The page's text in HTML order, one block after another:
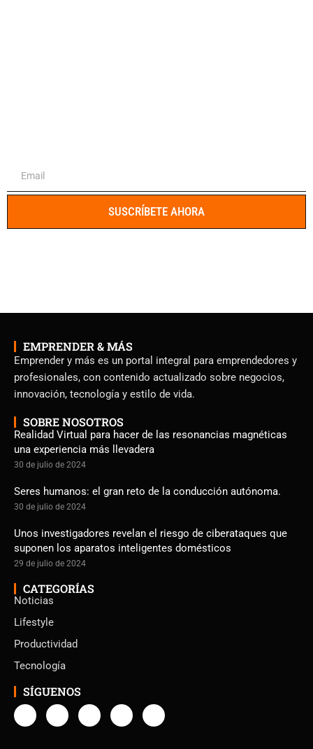
SUSCRÍBETE AHORA
EMPRENDER & MÁS
Emprender y más es un portal integral para emprendedores y
profesionales, con contenido actualizado sobre negocios,
innovación, tecnología y estilo de vida.
SOBRE NOSOTROS
Realidad Virtual para hacer de las resonancias magnéticas
una experiencia más llevadera
30 de julio de 2024
Seres humanos: el gran reto de la conducción autónoma.
30 de julio de 2024
Unos investigadores revelan el riesgo de ciberataques que
suponen los aparatos inteligentes domésticos
29 de julio de 2024
CATEGORÍAS
Noticias
Lifestyle
Productividad
Tecnología
SÍGUENOS